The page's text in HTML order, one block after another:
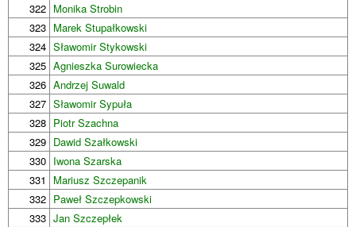
322 Monika Strobin
323 Marek Stupałkowski
324 Sławomir Stykowski
325 Agnieszka Surowiecka
326 Andrzej Suwald
327 Sławomir Sypuła
328 Piotr Szachna
329 Dawid Szałkowski
330 Iwona Szarska
331
Mariusz Szczepanik
332 Paweł Szczepkowski
333 Jan Szczepłek